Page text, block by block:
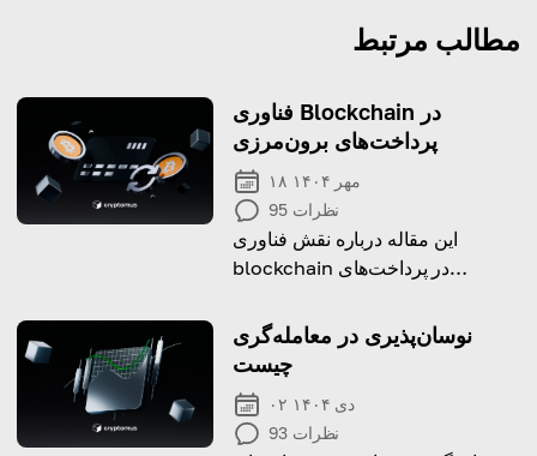
مطالب مرتبط
فناوری Blockchain در
پرداخت‌های برون‌مرزی
۱۸ مهر ۱۴۰۴
95 نظرات
این مقاله درباره نقش فناوری
blockchain در پرداخت‌های
نوسان‌پذیری در معامله‌گری
چیست
۰۲ دی ۱۴۰۴
93 نظرات